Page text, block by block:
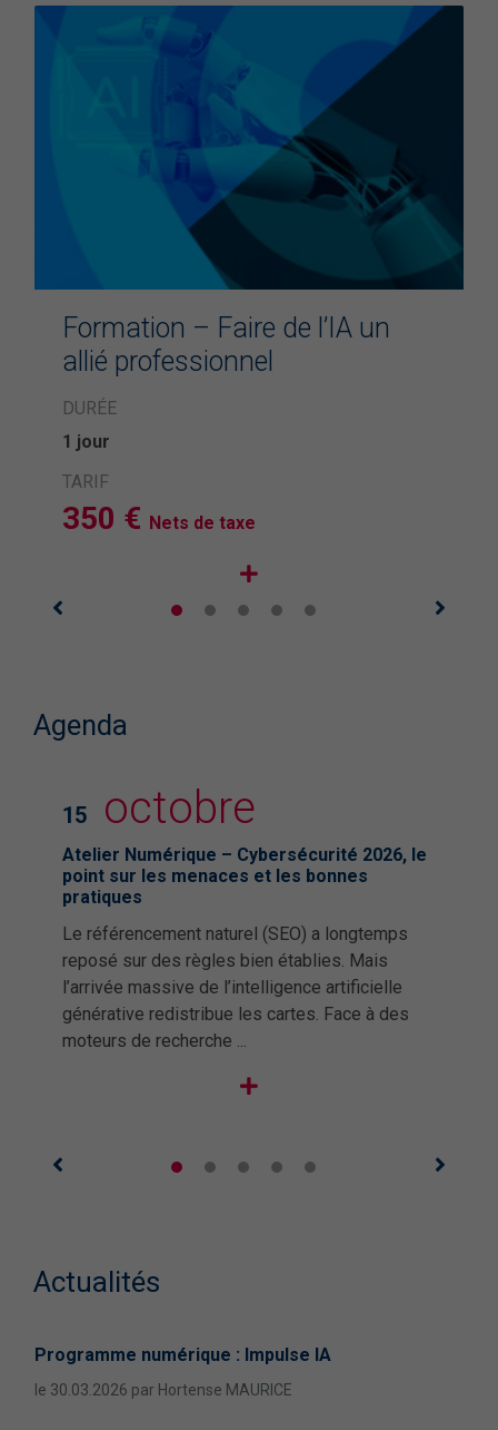
Formation – Faire de l’IA un
allié professionnel
DURÉE
1 jour
TARIF
350 € Nets de taxe
Agenda
15 octobre
Atelier Numérique – Cybersécurité 2026, le
point sur les menaces et les bonnes
pratiques
Le référencement naturel (SEO) a longtemps
reposé sur des règles bien établies. Mais
l’arrivée massive de l’intelligence artificielle
générative redistribue les cartes. Face à des
moteurs de recherche ...
Actualités
Programme numérique : Impulse IA
le 30.03.2026 par Hortense MAURICE